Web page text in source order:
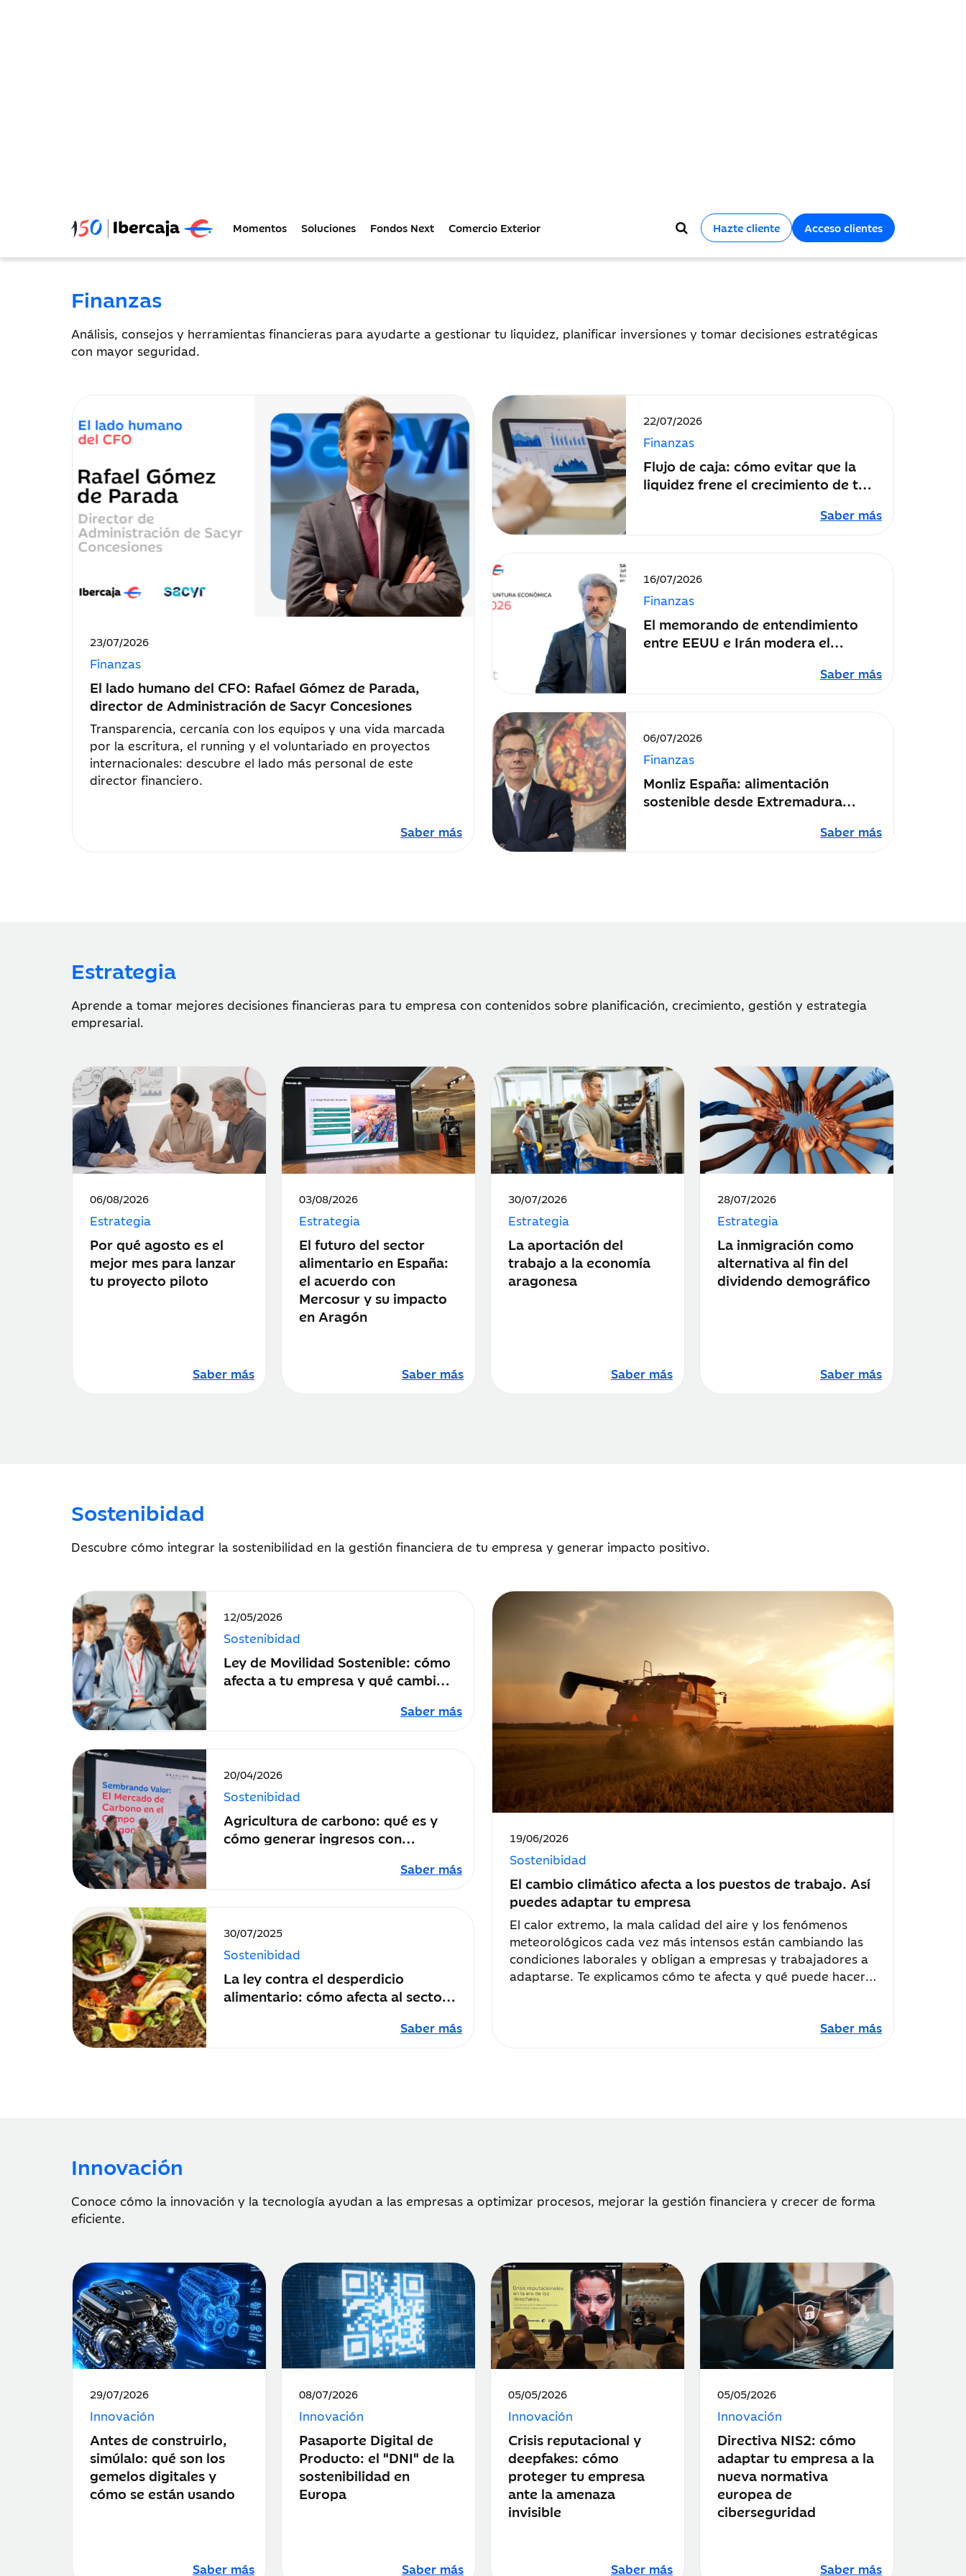
Todas Finanzas Estrategia Sostenibidad Innovación Cultura
Finanzas
Análisis, consejos y herramientas financieras para ayudarte a gestionar tu liquidez, planificar inversiones y tomar decisiones estratégicas
con mayor seguridad.
Fecha
de
publicación:
23/07/2026
Finanzas
El lado humano del CFO: Rafael Gómez de Parada,
director de Administración de Sacyr Concesiones
Transparencia, cercanía con los equipos y una vida marcada
por la escritura, el running y el voluntariado en proyectos
internacionales: descubre el lado más personal de este
director financiero.
Saber más
Fecha
de
publicación:
22/07/2026
Finanzas
Flujo de caja: cómo evitar que la
liquidez frene el crecimiento de tu
Saber más
Fecha
de
publicación:
16/07/2026
Finanzas
El memorando de entendimiento
entre EEUU e Irán modera el
Saber más
Fecha
de
publicación:
06/07/2026
Finanzas
Monliz España: alimentación
sostenible desde Extremadura
Saber más
Estrategia
Aprende a tomar mejores decisiones financieras para tu empresa con contenidos sobre planificación, crecimiento, gestión y estrategia
empresarial.
Fecha
publicación:
06/08/2026
Estrategia
Por qué agosto es el
mejor mes para lanzar
tu proyecto piloto
Saber más
Fecha
publicación:
03/08/2026
Estrategia
El futuro del sector
alimentario en España:
el acuerdo con
Mercosur y su impacto
en Aragón
Saber más
Fecha
publicación:
30/07/2026
Estrategia
La aportación del
trabajo a la economía
aragonesa
Saber más
Fecha
publicación:
28/07/2026
Estrategia
La inmigración como
alternativa al fin del
dividendo demográfico
Saber más
Sostenibidad
Descubre cómo integrar la sostenibilidad en la gestión financiera de tu empresa y generar impacto positivo.
Fecha
publicación:
19/06/2026
Sostenibidad
El cambio climático afecta a los puestos de trabajo. Así
puedes adaptar tu empresa
El calor extremo, la mala calidad del aire y los fenómenos
meteorológicos cada vez más intensos están cambiando las
condiciones laborales y obligan a empresas y trabajadores a
adaptarse. Te explicamos cómo te afecta y qué puede hacer
Saber más
Fecha
publicación:
12/05/2026
Sostenibidad
Ley de Movilidad Sostenible: cómo
afecta a tu empresa y qué cambios
Saber más
Fecha
publicación:
20/04/2026
Sostenibidad
Agricultura de carbono: qué es y
cómo generar ingresos con
Saber más
Fecha
de
publicación:
30/07/2025
Sostenibidad
La ley contra el desperdicio
alimentario: cómo afecta al sector
Saber más
Innovación
Conoce cómo la innovación y la tecnología ayudan a las empresas a optimizar procesos, mejorar la gestión financiera y crecer de forma
eficiente.
Fecha
de
publicación:
29/07/2026
Innovación
Antes de construirlo,
simúlalo: qué son los
gemelos digitales y
cómo se están usando
Saber más
Fecha
de
publicación:
08/07/2026
Innovación
Pasaporte Digital de
Producto: el "DNI" de la
sostenibilidad en
Europa
Saber más
Fecha
de
publicación:
05/05/2026
Innovación
Crisis reputacional y
deepfakes: cómo
proteger tu empresa
ante la amenaza
invisible
Saber más
Fecha
de
publicación:
05/05/2026
Innovación
Directiva NIS2: cómo
adaptar tu empresa a la
nueva normativa
europea de
ciberseguridad
Saber más